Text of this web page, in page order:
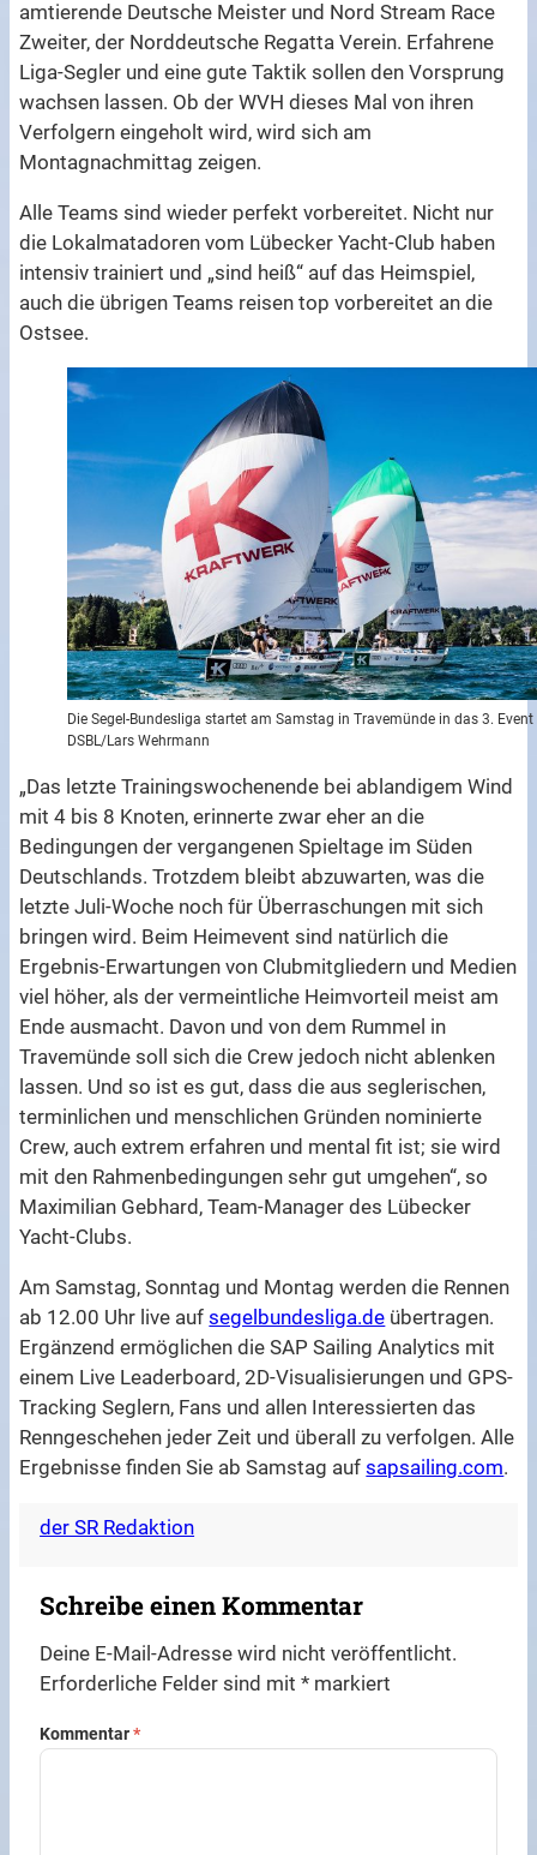
amtierende Deutsche Meister und Nord Stream Race
Zweiter, der Norddeutsche Regatta Verein. Erfahrene
Liga-Segler und eine gute Taktik sollen den Vorsprung
wachsen lassen. Ob der WVH dieses Mal von ihren
Verfolgern eingeholt wird, wird sich am
Montagnachmittag zeigen.
Alle Teams sind wieder perfekt vorbereitet. Nicht nur
die Lokalmatadoren vom Lübecker Yacht-Club haben
intensiv trainiert und „sind heiß“ auf das Heimspiel,
auch die übrigen Teams reisen top vorbereitet an die
Ostsee.
Die Segel-Bundesliga startet am Samstag in Travemünde in das 3.
DSBL/Lars Wehrmann
„Das letzte Trainingswochenende bei ablandigem Wind
mit 4 bis 8 Knoten, erinnerte zwar eher an die
Bedingungen der vergangenen Spieltage im Süden
Deutschlands. Trotzdem bleibt abzuwarten, was die
letzte Juli-Woche noch für Überraschungen mit sich
bringen wird. Beim Heimevent sind natürlich die
Ergebnis-Erwartungen von Clubmitgliedern und Medien
viel höher, als der vermeintliche Heimvorteil meist am
Ende ausmacht. Davon und von dem Rummel in
Travemünde soll sich die Crew jedoch nicht ablenken
lassen. Und so ist es gut, dass die aus seglerischen,
terminlichen und menschlichen Gründen nominierte
Crew, auch extrem erfahren und mental fit ist; sie wird
mit den Rahmenbedingungen sehr gut umgehen“, so
Maximilian Gebhard, Team-Manager des Lübecker
Yacht-Clubs.
Am Samstag, Sonntag und Montag werden die Rennen
ab 12.00 Uhr live aufsegelbundesliga.de übertragen.
Ergänzend ermöglichen die SAP Sailing Analytics mit
einem Live Leaderboard, 2D-Visualisierungen und GPS-
Tracking Seglern, Fans und allen Interessierten das
Renngeschehen jeder Zeit und überall zu verfolgen. Alle
Ergebnisse finden Sie ab Samstag aufsapsailing.com.
der SR Redaktion
Schreibe einen Kommentar
Deine E-Mail-Adresse wird nicht veröffentlicht.
Erforderliche Felder sind mit* markiert
Kommentar*